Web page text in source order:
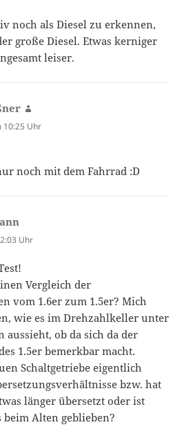
noch als Diesel zu erkennen,
große Diesel. Etwas kerniger
leiser.
10:25 Uhr
noch mit dem Fahrrad :D
Uhr
Vergleich der
vom 1.6er zum 1.5er? Mich
wie es im Drehzahlkeller unter
aussieht, ob da sich da der
1.5er bemerkbar macht.
Schaltgetriebe eigentlich
bzw. hat
länger übersetzt oder ist
Alten geblieben?